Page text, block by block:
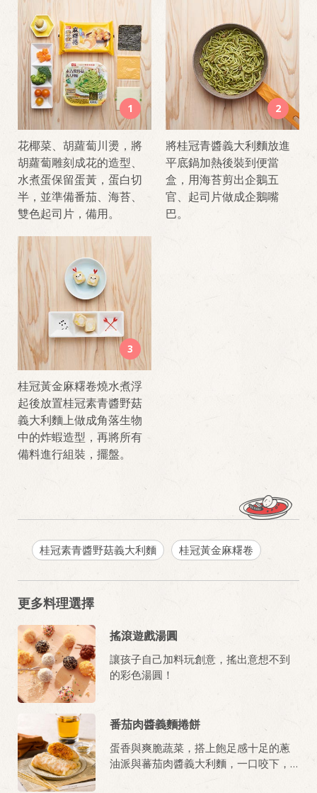
1
花椰菜、胡蘿蔔川燙，將
胡蘿蔔雕刻成花的造型、
水煮蛋保留蛋黃，蛋白切
半，並準備番茄、海苔、
雙色起司片，備用。
2
將桂冠青醬義大利麵放進
平底鍋加熱後裝到便當
盒，用海苔剪出企鵝五
官、起司片做成企鵝嘴
巴。
3
桂冠黃金麻糬卷燒水煮浮
起後放置桂冠素青醬野菇
義大利麵上做成角落生物
中的炸蝦造型，再將所有
備料進行組裝，擺盤。
桂冠素青醬野菇義大利麵 桂冠黃金麻糬卷
更多料理選擇
搖滾遊戲湯圓
讓孩子自己加料玩創意，搖出意想不到
的彩色湯圓！
番茄肉醬義麵捲餅
蛋香與爽脆蔬菜，搭上飽足感十足的蔥
油派與蕃茄肉醬義大利麵，一口咬下，